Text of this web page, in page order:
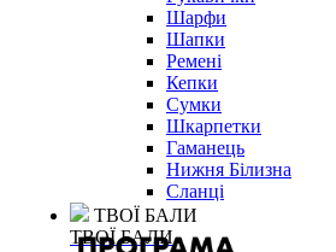
Шарфи
Шапки
Ремені
Кепки
Сумки
Шкарпетки
Гаманець
Нижня Білизна
Сланці
ТВОЇ БАЛИ
ТВОЇ БАЛИ